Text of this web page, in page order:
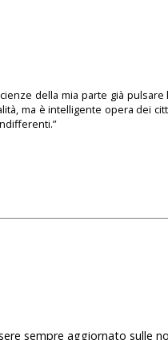
della mia parte già pulsare
ma è intelligente opera dei
sempre aggiornato sulle